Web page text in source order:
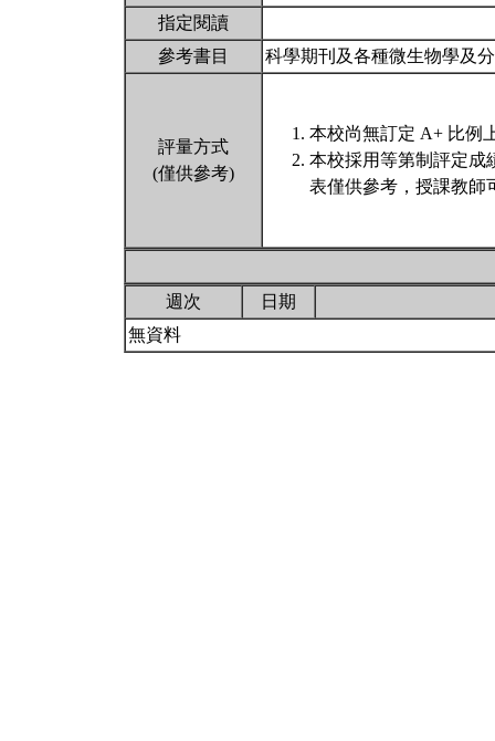
指定閱讀
參考書目
科學期刊及各種微生物學及
評量方式
(僅供參考)
本校尚無訂定 A+ 比例
本校採用等第制評定成
表僅供參考，授課教師
週次
日期
無資料